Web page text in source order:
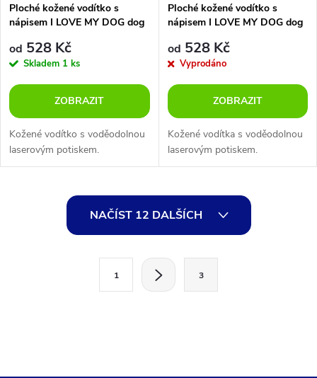
Ploché kožené vodítko s
nápisem I LOVE MY DOG dog
od 528 Kč
Skladem 1 ks
ZOBRAZIT
Kožené vodítko s voděodolnou
laserovým potiskem.
Ploché kožené vodítko s
nápisem I LOVE MY DOG dog
od 528 Kč
Vyprodáno
ZOBRAZIT
Kožené vodítka s voděodolnou
laserovým potiskem.
NAČÍST 12 DALŠÍCH
1 3